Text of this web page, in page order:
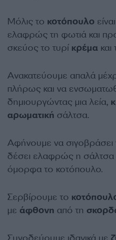
Μόλις το κοτόπουλο
ελαφρώς τη φωτιά και
σκεύος το τυρί κρέμα και
Ανακατεύουμε απαλά
πλήρως και να
δημιουργώντας μια λεία,
αρωματική σάλτσα.
Αφήνουμε να σιγοβράσει
δέσει ελαφρώς η σάλτσα
όμορφα το κοτόπουλο.
Σερβίρουμε το
με άφθονη από τη